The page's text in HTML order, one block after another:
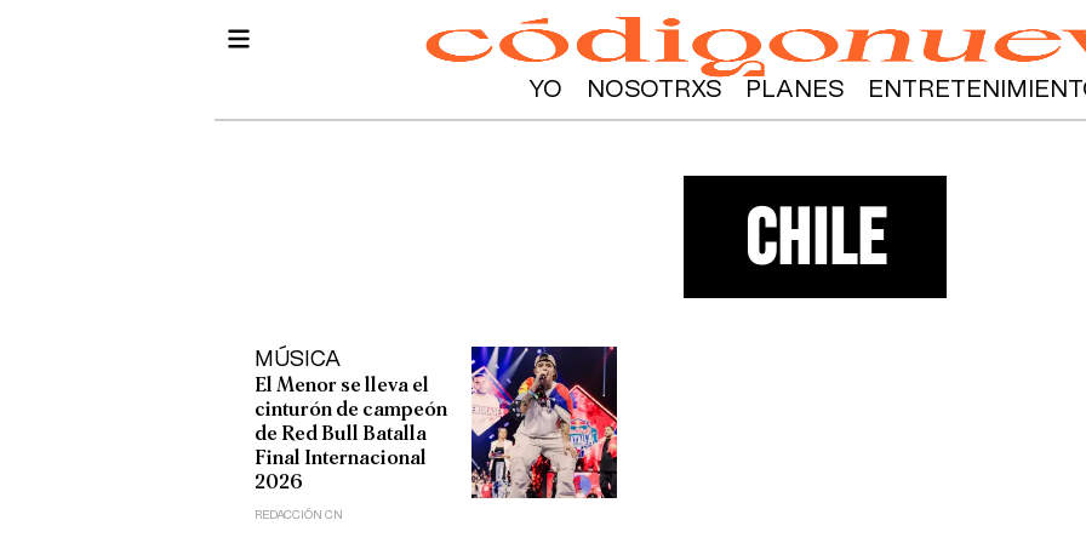
YO NOSOTRXS PLANES
chile
MÚSICA
El Menor se lleva el
cinturón de campeón
de Red Bull Batalla
Final Internacional
2026
REDACCIÓN CN